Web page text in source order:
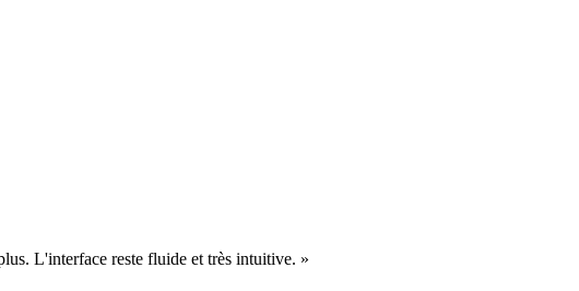
L'interface reste fluide et très intuitive. »